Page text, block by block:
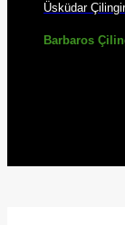
Üsküdar
Barbaros